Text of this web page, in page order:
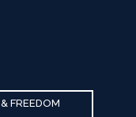
FREEDOM